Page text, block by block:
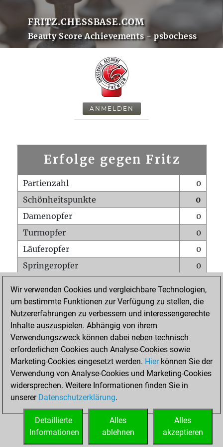
FRITZ.CHESSBASE.COM
Beauty Score Achievements - psbochess
ANMELDEN
Erfolge gegen Fritz
Partienzahl
0
Schönheitspunkte
0
Damenopfer
0
Turmopfer
0
Läuferopfer
0
Springeropfer
0
Matt auf vollem Brett
0
Bauer setzt Matt
0
Erstickte Matts
Unterverwandlungen
Türme auf der siebten
0
STARTSEITE
Wir verwenden Cookies und vergleichbare Technologien,
um bestimmte Funktionen zur Verfügung zu stellen, die
Nutzererfahrungen zu verbessern und interessengerechte
Inhalte auszuspielen. Abhängig von ihrem
Verwendungszweck können dabei neben technisch
erforderlichen Cookies auch Analyse-Cookies sowie
Marketing-Cookies eingesetzt werden. Hierkönnen Sie der
Verwendung von Analyse-Cookies und Marketing-Cookies
widersprechen. Weitere Informationen finden Sie in
unserer Datenschutzerklärung.
Alles
akzeptieren
Alles
ablehnen
Detaillierte
Informationen